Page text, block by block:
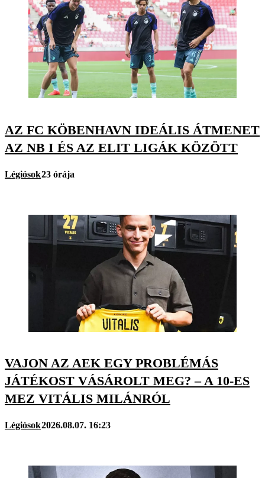
AZ FC KÖBENHAVN IDEÁLIS ÁTMENET
AZ NB I ÉS AZ ELIT LIGÁK KÖZÖTT
Légiósok23 órája
VAJON AZ AEK EGY PROBLÉMÁS
JÁTÉKOST VÁSÁROLT MEG? – A 10-ES
MEZ VITÁLIS MILÁNRÓL
Légiósok2026.08.07. 16:23